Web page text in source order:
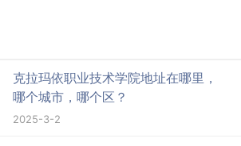
克拉玛依职业技术学院地址在哪里，
哪个城市，哪个区？
2025-3-2